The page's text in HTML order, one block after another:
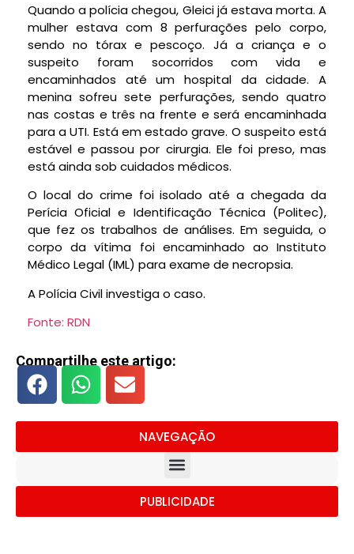
Quando a polícia chegou, Gleici já estava morta. A
mulher estava com 8 perfurações pelo corpo,
sendo no tórax e pescoço. Já a criança e o
suspeito foram socorridos com vida e
encaminhados até um hospital da cidade. A
menina sofreu sete perfurações, sendo quatro
nas costas e três na frente e será encaminhada
para a UTI. Está em estado grave. O suspeito está
estável e passou por cirurgia. Ele foi preso, mas
está ainda sob cuidados médicos.
O local do crime foi isolado até a chegada da
Perícia Oficial e Identificação Técnica (Politec),
que fez os trabalhos de análises. Em seguida, o
corpo da vítima foi encaminhado ao Instituto
Médico Legal (IML) para exame de necropsia.
A Polícia Civil investiga o caso.
Fonte: RDN
Compartilhe este artigo:
NAVEGAÇÃO
PUBLICIDADE